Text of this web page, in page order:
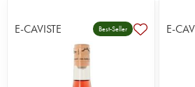
s'étend sur environ 24 hectares à
comprise entre 650 et 980m,
consacrés aux oliviers
et à la culture de céréales
E-CAVISTE Best-Seller E-